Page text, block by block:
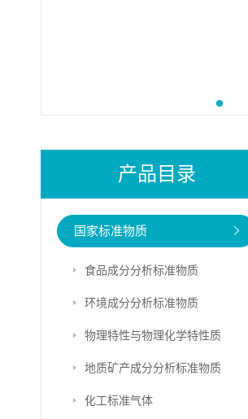
产品目录
国家标准物质
食品成分分析标准物质
环境成分分析标准物质
物理特性与物理化学特性质
地质矿产成分分析标准物质
化工标准气体